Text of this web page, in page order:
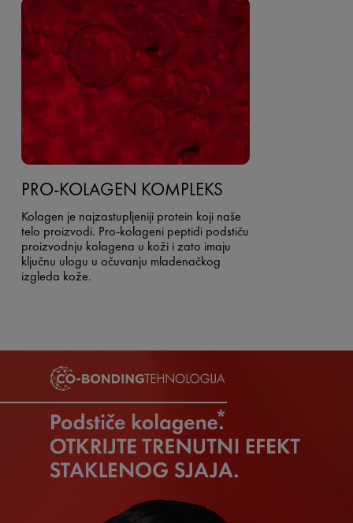
PRO-KOLAGEN KOMPLEKS
Kolagen je najzastupljeniji protein koji naše
telo proizvodi. Pro-kolageni peptidi podstiču
proizvodnju kolagena u koži i zato imaju
ključnu ulogu u očuvanju mladenačkog
izgleda kože.